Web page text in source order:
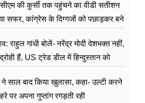
की कुर्सी तक पहुंचने का वीडी सतीशन
सफर, कांग्रेस के दिग्गजों को पछाड़कर बने
राहुल गांधी बोलें- नरेंद्र मोदी देशभक्त नहीं,
हैं, US ट्रेड डील में हिन्दुस्तान को
ने साल बाद किया खुलासा, कहा- उल्टी करने
पर अपना गुप्तांग रगड़ती रही